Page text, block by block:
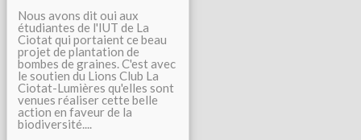
Nous avons dit oui aux
étudiantes de l'IUT de La
Ciotat qui portaient ce beau
projet de plantation de
bombes de graines. C'est avec
le soutien du Lions Club La
Ciotat-Lumières qu'elles sont
venues réaliser cette belle
action en faveur de la
biodiversité....